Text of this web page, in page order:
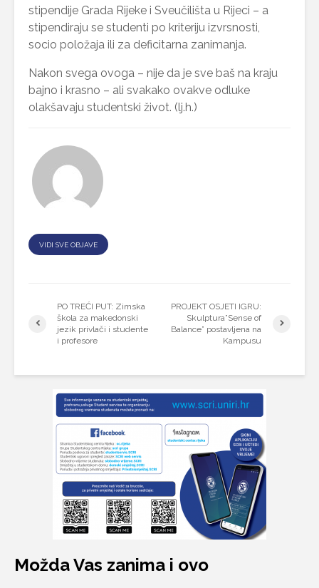
stipendije Grada Rijeke i Sveučilišta u Rijeci – a
stipendiraju se studenti po kriteriju izvrsnosti,
socio položaja ili za deficitarna zanimanja.
Nakon svega ovoga – nije da je sve baš na kraju
bajno i krasno – ali svakako ovakve odluke
olakšavaju studentski život. (lj.h.)
VIDI SVE OBJAVE
PO TREĆI PUT: Zimska
škola za makedonski
jezik privlači i studente
i profesore
PROJEKT OSJETI IGRU:
Skulptura”Sense of
Balance” postavljena na
Kampusu
Možda Vas zanima i ovo